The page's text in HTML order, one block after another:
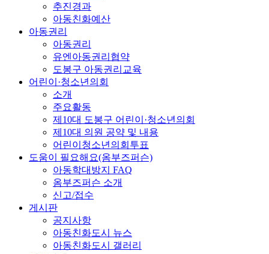
추진경과
아동친화예산
아동권리
아동권리
유엔아동권리협약
도봉구 아동권리교육
어린이·청소년의회
소개
주요활동
제10대 도봉구 어린이·청소년의회
제10대 의원 공약 및 내용
어린이청소년의회투표
도움이 필요해요(옴부즈퍼슨)
아동학대방지 FAQ
옴부즈퍼슨 소개
신고/접수
게시판
공지사항
아동친화도시 뉴스
아동친화도시 갤러리